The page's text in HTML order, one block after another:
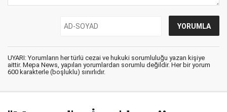
UYARI: Yorumların her türlü cezai ve hukuki sorumluluğu yazan kişiye
aittir. Mepa News, yapılan yorumlardan sorumlu değildir. Her bir yorum
600 karakterle (boşluklu) sınırlıdır.